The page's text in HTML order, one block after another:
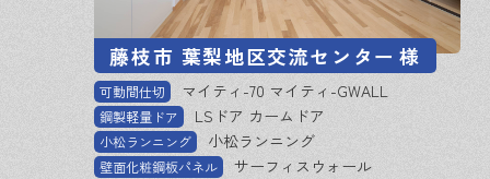
藤枝市 葉梨地区交流センター 様
可動間仕切 マイティ-70 マイティ-GWALL
鋼製軽量ドア LSドア カームドア
小松ランニング 小松ランニング
壁面化粧鋼板パネル サーフィスウォール